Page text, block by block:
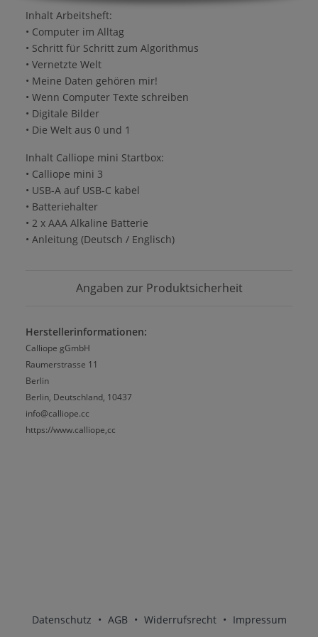
Inhalt Arbeitsheft:
• Computer im Alltag
• Schritt für Schritt zum Algorithmus
• Vernetzte Welt
• Meine Daten gehören mir!
• Wenn Computer Texte schreiben
• Digitale Bilder
• Die Welt aus 0 und 1
Inhalt Calliope mini Startbox:
• Calliope mini 3
• USB-A auf USB-C kabel
• Batteriehalter
• 2 x AAA Alkaline Batterie
• Anleitung (Deutsch / Englisch)
Angaben zur Produktsicherheit
Herstellerinformationen:
Calliope gGmbH
Raumerstrasse 11
Berlin
Berlin, Deutschland, 10437
info@calliope.cc
https://www.calliope,cc
Datenschutz • AGB • Widerrufsrecht • Impressum